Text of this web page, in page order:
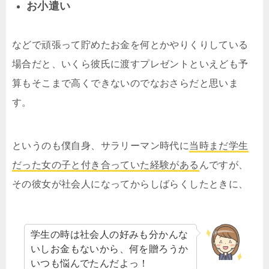
お小遣い
などで頑張って貯めたお金を何とかやりくりしている
場合だと、いくら彼氏に渡すプレゼントといえども予
算もそこまで高くできないのでなおさらだと思いま
す。
というのも僕自身、サラリーマン時代に当時まだ学生
だった女の子と付き合っていた経験がある んですが、
その彼女が社会人になってからしばらくしたときに、
学生の時は社会人の好みも分かんな
いしお金もないから、何を贈ろうか
いつも悩んでたんだよっ！